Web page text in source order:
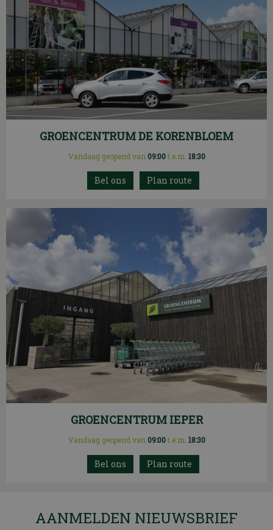
GROENCENTRUM DE KORENBLOEM
Vandaag geopend van 09:00t.e.m. 18:30
Plan route
GROENCENTRUM IEPER
Vandaag geopend van 09:00t.e.m. 18:30
Plan route
AANMELDEN NIEUWSBRIEF